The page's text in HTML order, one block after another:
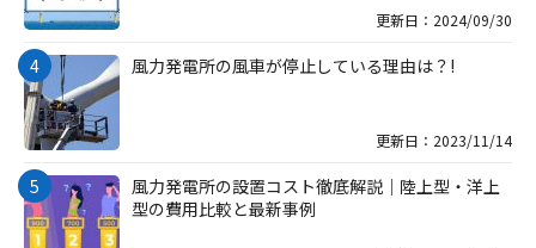
更新日：2024/09/30
風力発電所の風車が停止している理由は？!
更新日：2023/11/14
風力発電所の設置コスト徹底解説｜陸上型・洋上
型の費用比較と最新事例